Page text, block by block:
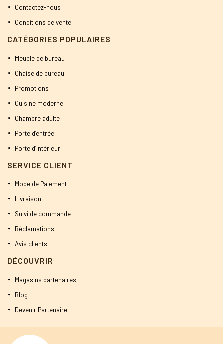
Contactez-nous
Conditions de vente
CATÉGORIES POPULAIRES
Meuble de bureau
Chaise de bureau
Promotions
Cuisine moderne
Chambre adulte
Porte d’entrée
Porte d’intérieur
SERVICE CLIENT
Mode de Paiement
Livraison
Suivi de commande
Réclamations
Avis clients
DÉCOUVRIR
Magasins partenaires
Blog
Devenir Partenaire